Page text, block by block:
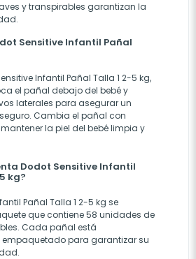
y transpirables garantizan la
Sensitive Infantil Pañal
Infantil Pañal Talla 1 2-5 kg,
el pañal debajo del bebé y
laterales para asegurar un
Cambia el pañal con
la piel del bebé limpia y
Dodot Sensitive Infantil
kg?
Pañal Talla 1 2-5 kg se
que contiene 58 unidades de
Cada pañal está
para garantizar su